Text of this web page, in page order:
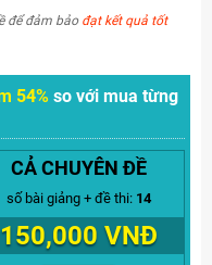
để đảm bảo đạt kết quả tốt
54% so với mua từng
CẢ CHUYÊN ĐỀ
số bài giảng + đề thi: 14
150,000 VNĐ